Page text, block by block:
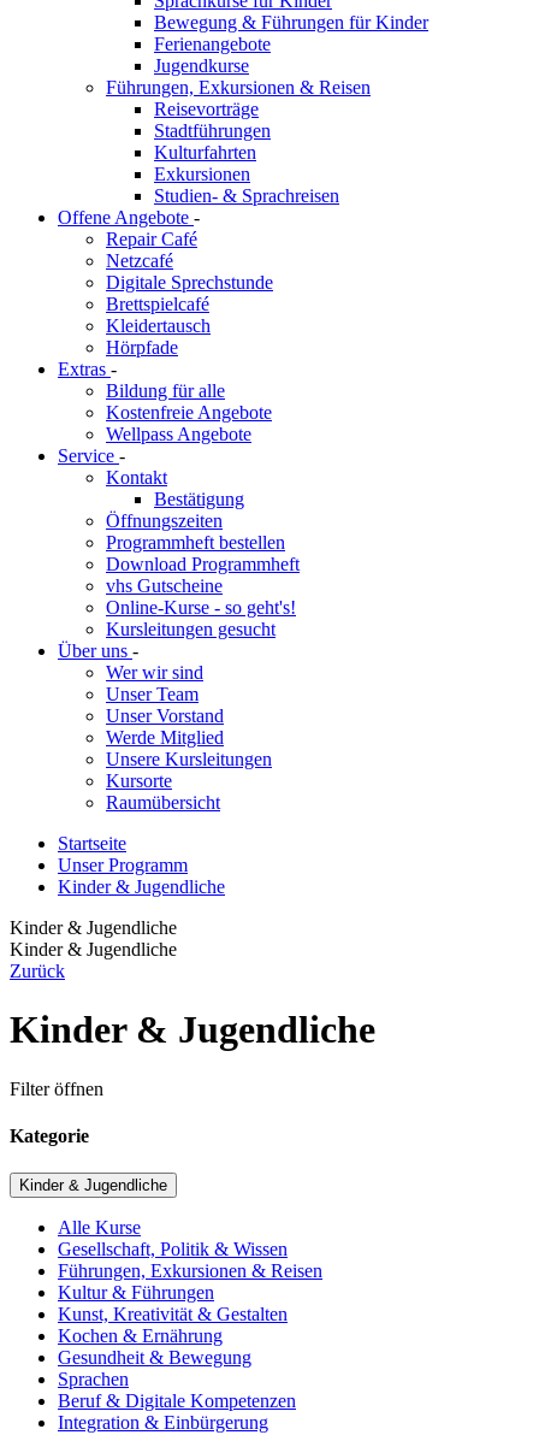
Bewegung & Führungen für Kinder
Ferienangebote
Jugendkurse
Führungen, Exkursionen & Reisen
Reisevorträge
Stadtführungen
Kulturfahrten
Exkursionen
Studien- & Sprachreisen
Offene Angebote -
Repair Café
Netzcafé
Digitale Sprechstunde
Brettspielcafé
Kleidertausch
Hörpfade
Extras -
Bildung für alle
Kostenfreie Angebote
Wellpass Angebote
Service -
Kontakt
Bestätigung
Öffnungszeiten
Programmheft bestellen
Download Programmheft
vhs Gutscheine
Online-Kurse - so geht's!
Kursleitungen gesucht
Über uns -
Wer wir sind
Unser Team
Unser Vorstand
Werde Mitglied
Unsere Kursleitungen
Kursorte
Raumübersicht
Startseite
Unser Programm
Kinder & Jugendliche
Kinder & Jugendliche
Kinder & Jugendliche
Zurück
Kinder & Jugendliche
Filter öffnen
Kategorie
Kinder & Jugendliche
Alle Kurse
Gesellschaft, Politik & Wissen
Führungen, Exkursionen & Reisen
Kultur & Führungen
Kunst, Kreativität & Gestalten
Kochen & Ernährung
Gesundheit & Bewegung
Sprachen
Beruf & Digitale Kompetenzen
Integration & Einbürgerung